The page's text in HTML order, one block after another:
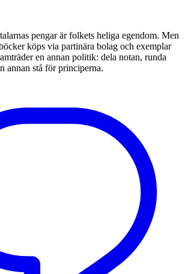
pengar är folkets heliga egendom. Men
köps via partinära bolag och exemplar
en annan politik: dela notan, runda
annan stå för principerna.